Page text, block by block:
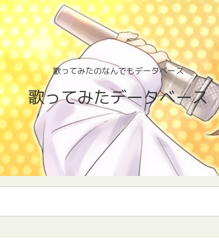
歌ってみたのなんでもデータベース
歌ってみたデータベース